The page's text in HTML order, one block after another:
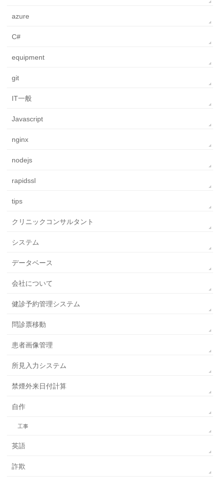
azure
C#
equipment
git
IT一般
Javascript
nginx
nodejs
rapidssl
tips
クリニックコンサルタント
システム
データベース
会社について
健診予約管理システム
問診票移動
患者画像管理
所見入力システム
禁煙外来日付計算
自作
工事
英語
詐欺